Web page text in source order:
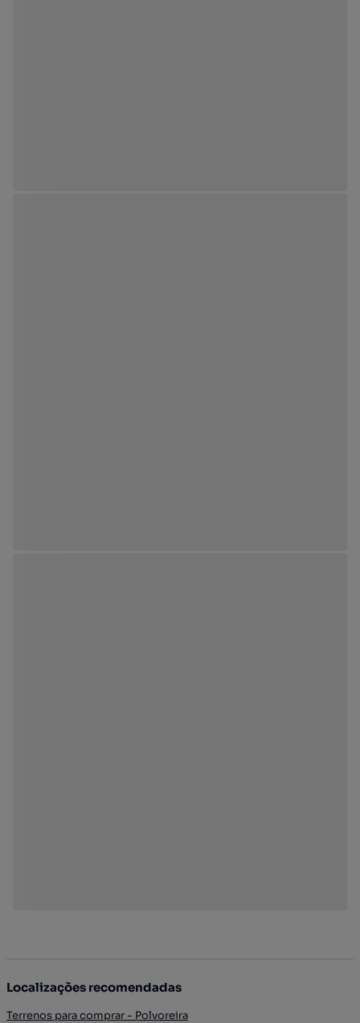
Localizações recomendadas
Terrenos para comprar - Polvoreira